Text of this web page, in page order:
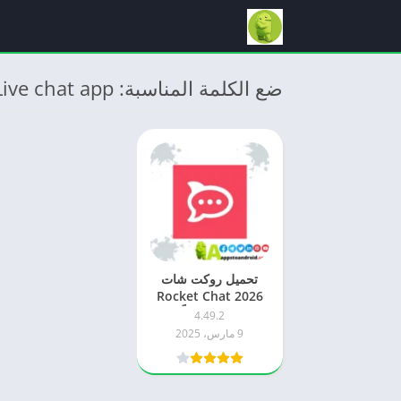
ضع الكلمة المناسبة: Live chat app
تحميل روكت شات
2026 Rocket Chat
للاندرويد
4.49.2
9 مارس، 2025